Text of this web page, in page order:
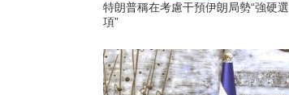
特朗普稱在考慮干預伊朗局勢“強硬選
項”